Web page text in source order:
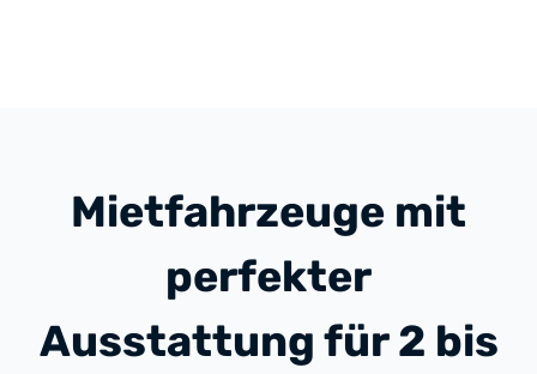
Mietfahrzeuge mit
perfekter
Ausstattung für 2 bis